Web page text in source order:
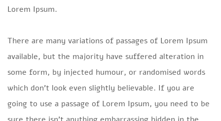
Lorem Ipsum.
There are many variations of passages of Lorem Ipsum
available, but the majority have suffered alteration in
some form, by injected humour, or randomised words
which don’t look even slightly believable. If you are
going to use a passage of Lorem Ipsum, you need to be